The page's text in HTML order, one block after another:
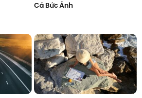
Cả Bức Ảnh